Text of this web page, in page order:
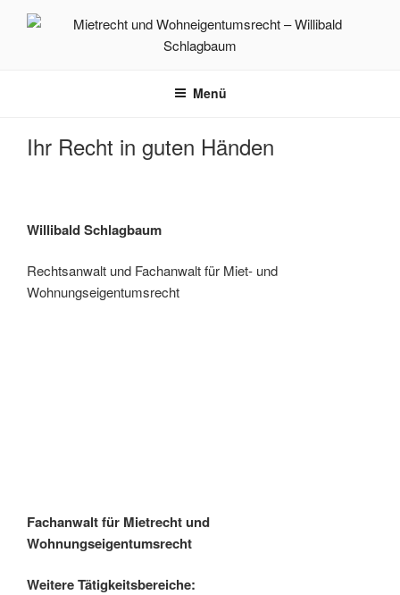
Inhalt
Mietrecht
– Willibald
Schlagbaum
Menü
Ihr Recht in guten Händen
Willibald Schlagbaum
Rechtsanwalt und Fachanwalt für Miet- und
Wohnungseigentumsrecht
Fachanwalt für Mietrecht und
Wohnungseigentumsrecht
Weitere Tätigkeitsbereiche: